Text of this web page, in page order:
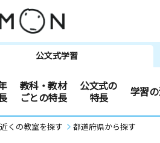
公文式学習
教科・教材
ごとの特長
公文式の
特長
学習
くの教室を探す 都道府県から探す